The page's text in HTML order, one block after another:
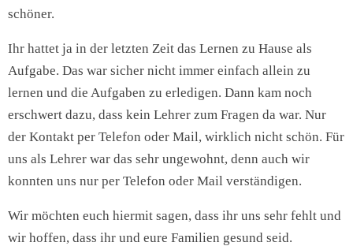
schöner.
Ihr hattet ja in der letzten Zeit das Lernen zu Hause als
Aufgabe. Das war sicher nicht immer einfach allein zu
lernen und die Aufgaben zu erledigen. Dann kam noch
erschwert dazu, dass kein Lehrer zum Fragen da war. Nur
der Kontakt per Telefon oder Mail, wirklich nicht schön. Für
uns als Lehrer war das sehr ungewohnt, denn auch wir
konnten uns nur per Telefon oder Mail verständigen.
Wir möchten euch hiermit sagen, dass ihr uns sehr fehlt und
wir hoffen, dass ihr und eure Familien gesund seid.